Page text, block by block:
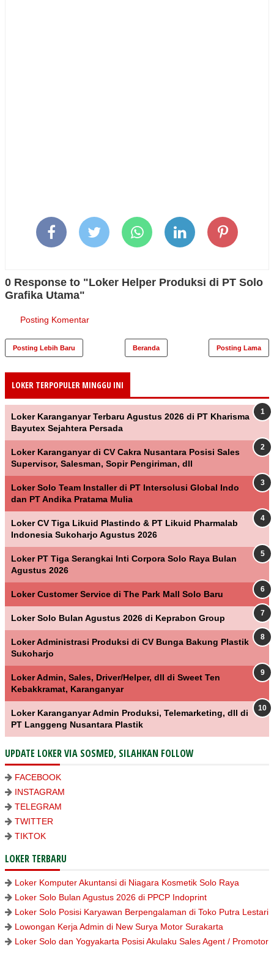
0 Response to "Loker Helper Produksi di PT Solo
Grafika Utama"
Posting Komentar
Posting Lebih Baru Posting Lama
Beranda
LOKER TERPOPULER MINGGU INI
Loker Karanganyar Terbaru Agustus 2026 di PT Kharisma
Bayutex Sejahtera Persada
Loker Karanganyar di CV Cakra Nusantara Posisi Sales
Supervisor, Salesman, Sopir Pengiriman, dll
Loker Solo Team Installer di PT Intersolusi Global Indo
dan PT Andika Pratama Mulia
Loker CV Tiga Likuid Plastindo & PT Likuid Pharmalab
Indonesia Sukoharjo Agustus 2026
Loker PT Tiga Serangkai Inti Corpora Solo Raya Bulan
Agustus 2026
Loker Customer Service di The Park Mall Solo Baru
Loker Solo Bulan Agustus 2026 di Keprabon Group
Loker Administrasi Produksi di CV Bunga Bakung Plastik
Sukoharjo
Loker Admin, Sales, Driver/Helper, dll di Sweet Ten
Kebakkramat, Karanganyar
Loker Karanganyar Admin Produksi, Telemarketing, dll di
PT Langgeng Nusantara Plastik
UPDATE LOKER VIA SOSMED, SILAHKAN FOLLOW
FACEBOOK
INSTAGRAM
TELEGRAM
TWITTER
TIKTOK
LOKER TERBARU
Loker Komputer Akuntansi di Niagara Kosmetik Solo Raya
Loker Solo Bulan Agustus 2026 di PPCP Indoprint
Loker Solo Posisi Karyawan Berpengalaman di Toko Putra Lestari
Lowongan Kerja Admin di New Surya Motor Surakarta
Loker Solo dan Yogyakarta Posisi Akulaku Sales Agent / Promotor